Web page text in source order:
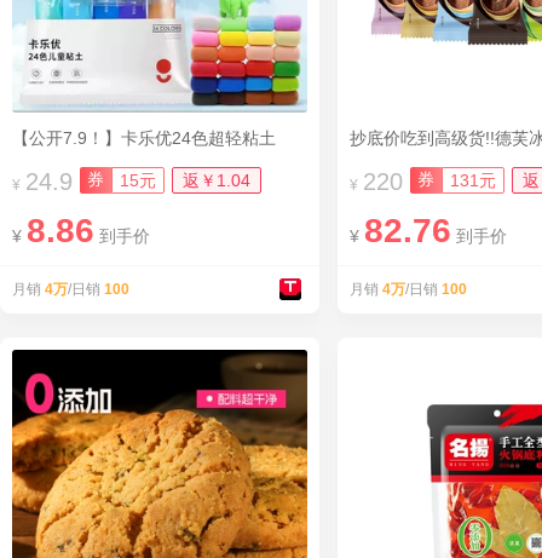
【公开7.9！】卡乐优24色超轻粘土
¥ 24.9 券 15元 返￥1.04
¥ 8.86 到手价
月销 4万/日销 100
抄底价吃到高级货!!德芙
¥ 220 券 131元
¥ 82.76 到手价
月销 4万/日销 100